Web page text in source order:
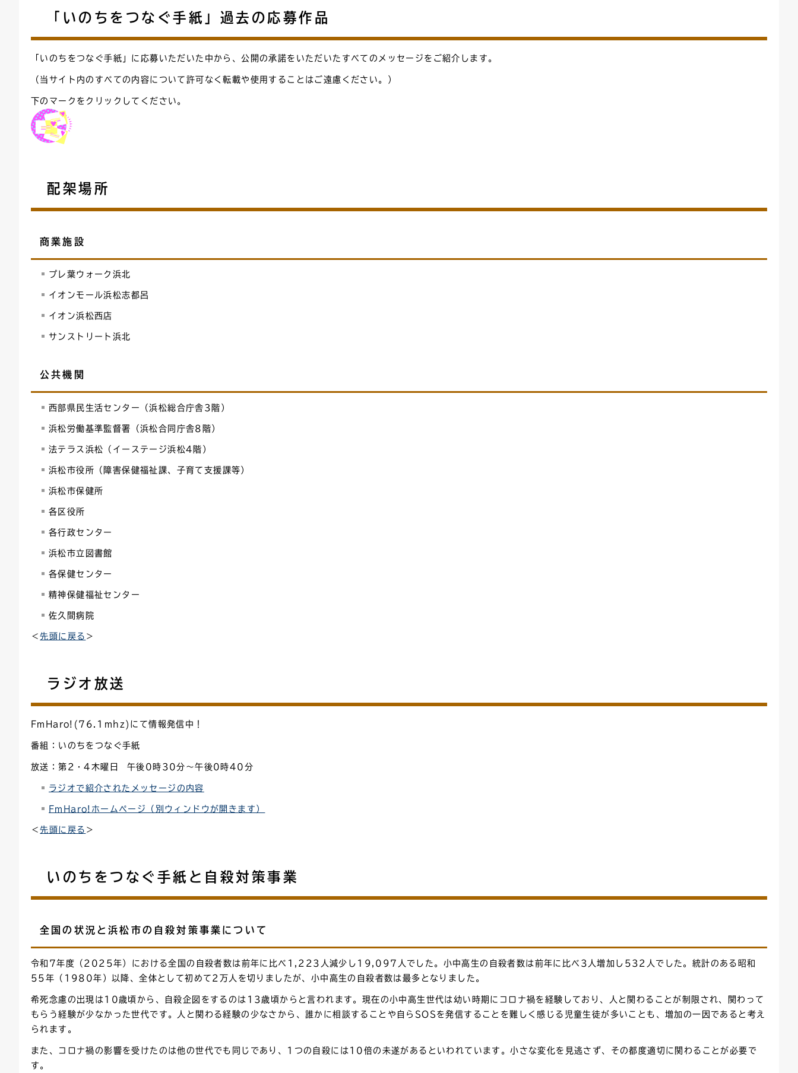
「いのちをつなぐ手紙」過去の応募作品
「いのちをつなぐ手紙」に応募いただいた中から、公開の承諾をいただいたすべてのメッセージをご紹介します。
（当サイト内のすべての内容について許可なく転載や使用することはご遠慮ください。）
下のマークをクリックしてください。
配架場所
商業施設
プレ葉ウォーク浜北
イオンモール浜松志都呂
イオン浜松西店
サンストリート浜北
公共機関
西部県民生活センター（浜松総合庁舎3階）
浜松労働基準監督署（浜松合同庁舎8階）
法テラス浜松（イーステージ浜松4階）
浜松市役所（障害保健福祉課、子育て支援課等）
浜松市保健所
各区役所
各行政センター
浜松市立図書館
各保健センター
精神保健福祉センター
佐久間病院
＜先頭に戻る ＞
ラジオ放送
FmHaro!(76.1mhz)にて情報発信中！
番組：いのちをつなぐ手紙
放送：第2・4木曜日 午後0時 30分～午後0時40分
ラジオで紹介されたメッセージの内容
FmHaro!ホームページ（別ウィンドウが開きます）
＜先頭に戻る ＞
いのちをつなぐ手紙と自殺対策事業
全国の状況と浜松市の自殺対策事業について
令和7年度（2025年）における全国の自殺者数は前年に比べ1,223人減少し19,097人でした。小中高生の自殺者数は前年に比べ3人増加し532人でした。統計のある昭和
55年（1980年）以降、全体として初めて2万人を切りましたが、小中高生の自殺者数は最多となりました。
希死念慮の出現は10歳頃から、自殺企図をするのは13歳頃からと言われます。現在の小中高生世代は幼い時期にコロナ禍を経験しており、人と関わることが制限され、関わって
もらう経験が少なかった世代です。人と関わる経験の少なさから、誰かに相談することや自らSOSを発信することを難しく感じる児童生徒が多いことも、増加の一因であると考え
られます。
また、コロナ禍の影響を受けたのは他の世代でも同じであり、1つの自殺には10倍の未遂があるといわれています。小さな変化を見逃さず、その都度適切に関わることが必要で
す。